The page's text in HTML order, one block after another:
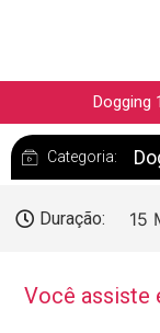
Dogging
Categoria:
Duração: 15
Você assiste